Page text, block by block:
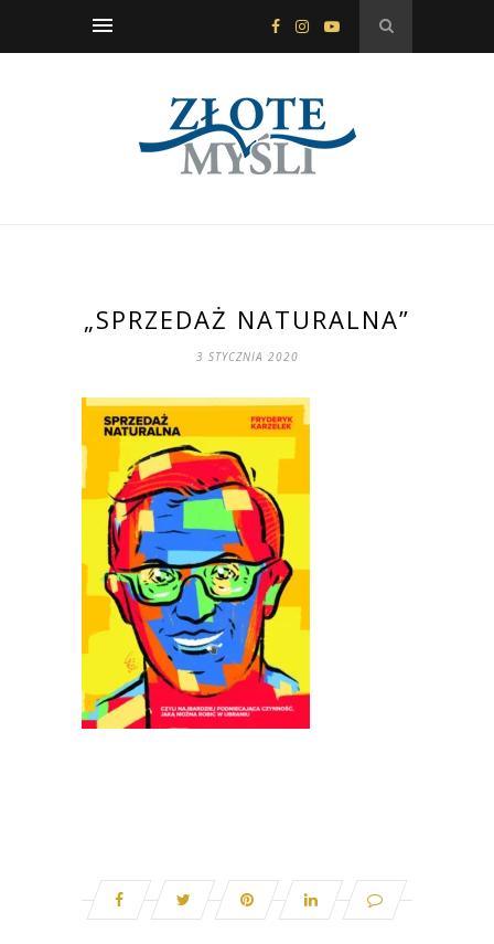
„SPRZEDAŻ NATURALNA”
3 STYCZNIA 2020